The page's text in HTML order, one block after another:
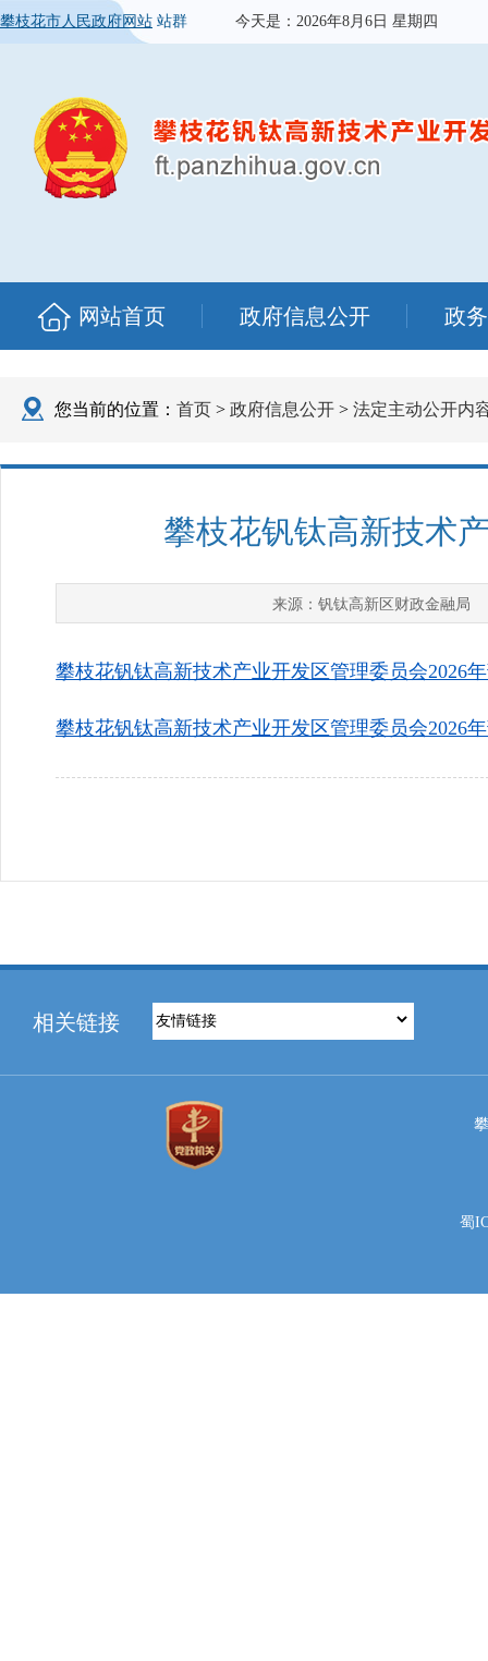
攀枝花市人民政府网站 站群 今天是： 2026年8月6日 星期四
网站首页 政府信息公开 政
您当前的位置： 首页 > 政府信息公开 > 法定主动公开内
攀枝花钒钛高新技术
来源： 钒钛高新区财政金融局
攀枝花钒钛高新技术产业开发区管理委员会2026
攀枝花钒钛高新技术产业开发区管理委员会2026
相关链接
蜀